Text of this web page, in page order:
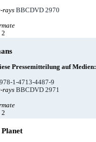
rays BBCDVD 2970
2
Pressemitteilung auf Medien:
1-4713-4487-9
rays BBCDVD 2971
2
Planet